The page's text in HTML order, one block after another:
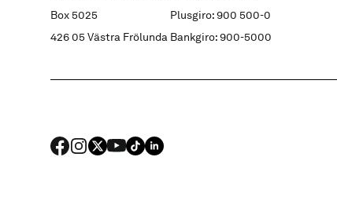
Box 5025
426 05 Västra Frölunda
Plusgiro: 900 500-0
Bankgiro: 900-5000
FACEBOOK
Instagram
X YouTube
TIKTOKLINKED IN